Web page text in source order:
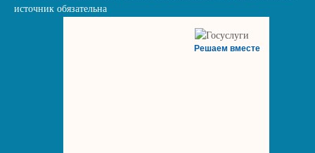
источник обязательна
Решаем вместе